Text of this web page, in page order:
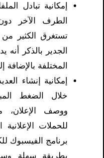
إمكانية تبادل
الطرف الآخر
تستغرق الكثير
الجدير بالذكر
المختلفة بالإضافة
إمكانية إنشاء
خلال الضغط
ووصف الإعلان،
للحملات
برنامج الفيسبوك
بطريقة سهلة